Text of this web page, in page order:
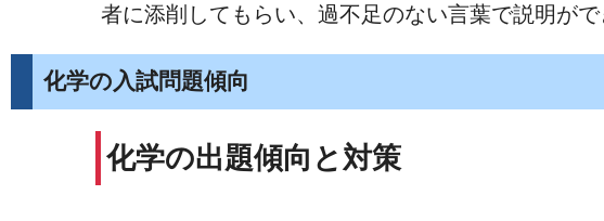
者に添削してもらい、過不足のない言葉で説明が
化学の入試問題傾向
化学の出題傾向と対策